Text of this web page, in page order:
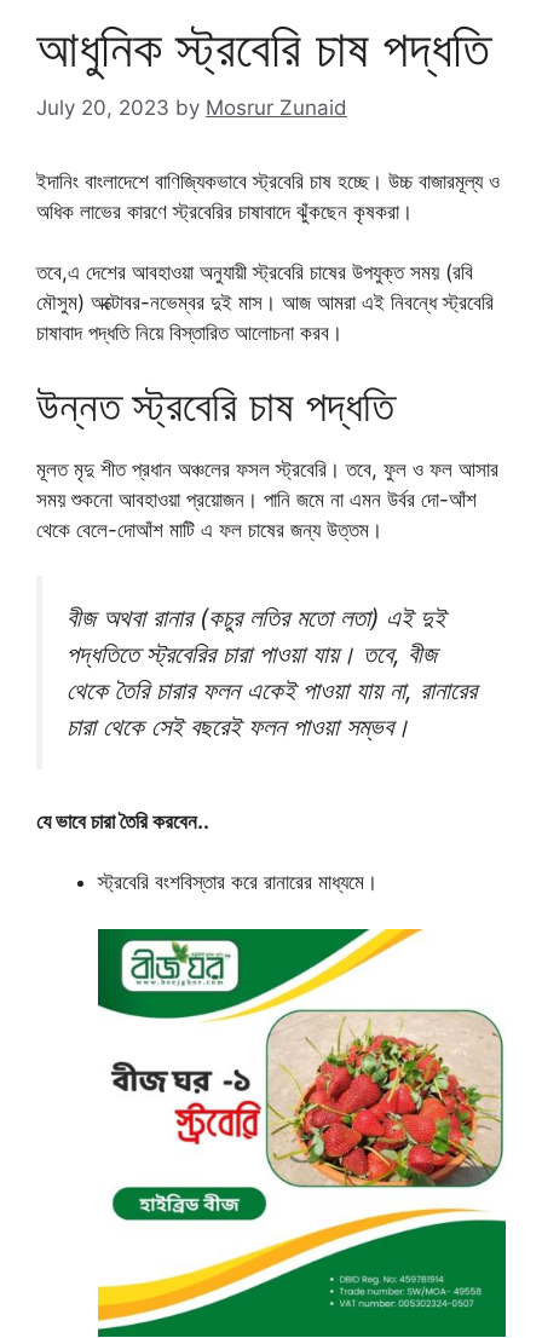
আধুনিক স্ট্রবেরি চাষ পদ্ধতি
July 20, 2023 by Mosrur Zunaid
ইদানিং বাংলাদেশে বাণিজ্যিকভাবে স্ট্রবেরি চাষ হচ্ছে। উচ্চ বাজারমূল্য ও
অধিক লাভের কারণে স্ট্রবেরির চাষাবাদে ঝুঁকছেন কৃষকরা।
তবে,এ দেশের আবহাওয়া অনুযায়ী স্ট্রবেরি চাষের উপযুক্ত সময় (রবি
মৌসুম) অক্টোবর-নভেম্বর দুই মাস। আজ আমরা এই নিবন্ধে স্ট্রবেরি
চাষাবাদ পদ্ধতি নিয়ে বিস্তারিত আলোচনা করব।
উন্নত স্ট্রবেরি চাষ পদ্ধতি
মূলত মৃদু শীত প্রধান অঞ্চলের ফসল স্ট্রবেরি। তবে, ফুল ও ফল আসার
সময় শুকনো আবহাওয়া প্রয়োজন। পানি জমে না এমন উর্বর দো-আঁশ
থেকে বেলে-দোআঁশ মাটি এ ফল চাষের জন্য উত্তম।
বীজ অথবা রানার (কচুর লতির মতো লতা) এই দুই
পদ্ধতিতে স্ট্রবেরির চারা পাওয়া যায়। তবে, বীজ
থেকে তৈরি চারার ফলন একেই পাওয়া যায় না, রানারের
চারা থেকে সেই বছরেই ফলন পাওয়া সম্ভব।
যে ভাবে চারা তৈরি করবেন..
স্ট্রবেরি বংশবিস্তার করে রানারের মাধ্যমে।